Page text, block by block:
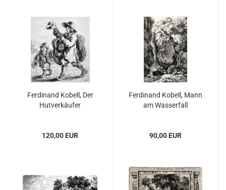
Ferdinand Kobell, Der
Hutverkäufer
120,00 EUR
Ferdinand Kobell, Mann
am Wasserfall
90,00 EUR